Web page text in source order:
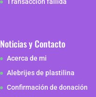
Noticias y Contacto
Acerca de mi
Alebrijes de plastilina
Confirmación de donación